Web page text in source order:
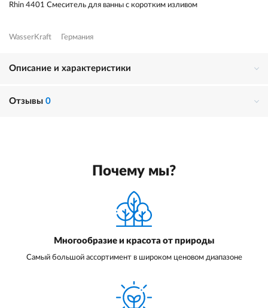
Rhin 4401 Смеситель для ванны с коротким изливом
WasserKraft Германия
Описание и характеристики
Отзывы 0
Почему мы?
Многообразие и красота от природы
Самый большой ассортимент в широком ценовом диапазоне